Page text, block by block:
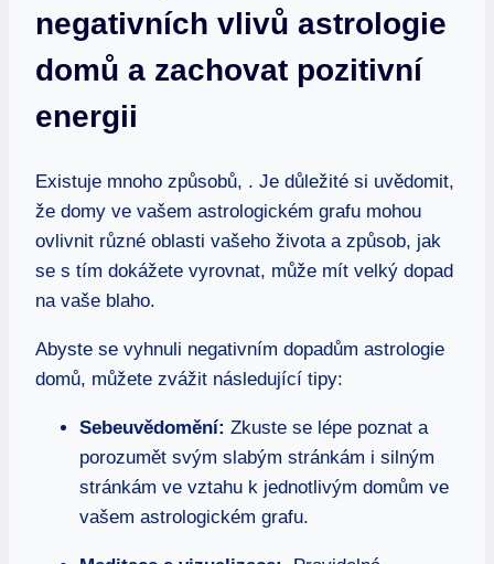
‌negativních⁣ vlivů astrologie
domů ⁢a zachovat⁣ pozitivní
energii
Existuje mnoho způsobů, . Je důležité si ⁤uvědomit,
že domy ve vašem ‌astrologickém grafu mohou
ovlivnit různé oblasti⁤ vašeho⁢ života ⁤a způsob, jak
se s tím dokážete vyrovnat, může mít velký dopad⁤
na vaše blaho.
Abyste ⁤se vyhnuli⁢ negativním ⁢dopadům astrologie
domů,​ můžete ⁣zvážit‍ následující tipy:
Sebeuvědomění: Zkuste se lépe⁣ poznat a⁢
porozumět​ svým slabým stránkám i silným ​
stránkám ve vztahu k jednotlivým domům ve
vašem astrologickém grafu.